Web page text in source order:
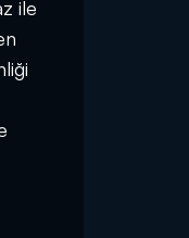
ile